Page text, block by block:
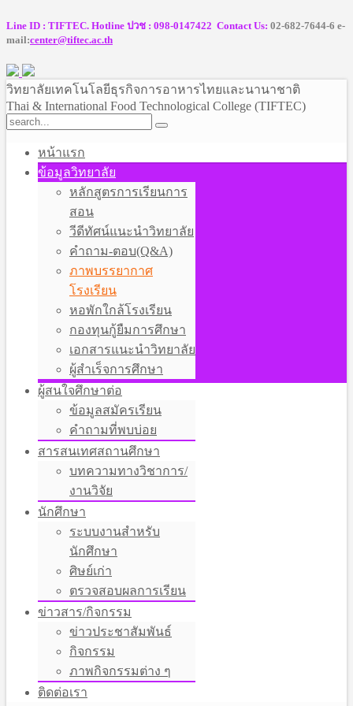
Line ID : TIFTEC. Hotline ปวช : 098-0147422 Contact Us: 02-682-7644-6 e-
mail:center@tiftec.ac.th
วิทยาลัยเทคโนโลยีธุรกิจการอาหารไทยและนานาชาติ
Thai & International Food Technological College (TIFTEC)
หน้าแรก
ข้อมูลวิทยาลัย
หลักสูตรการเรียนการ
สอน
วีดีทัศน์แนะนำวิทยาลัย
คำถาม-ตอบ(Q&A)
ภาพบรรยากาศ
โรงเรียน
หอพักใกล้โรงเรียน
กองทุนกู้ยืมการศึกษา
เอกสารแนะนำวิทยาลัย
ผู้สำเร็จการศึกษา
ผู้สนใจศึกษาต่อ
ข้อมูลสมัครเรียน
คำถามที่พบบ่อย
สารสนเทศสถานศึกษา
บทความทางวิชาการ/
งานวิจัย
นักศึกษา
ระบบงานสำหรับ
นักศึกษา
ศิษย์เก่า
ตรวจสอบผลการเรียน
ข่าวสาร/กิจกรรม
ข่าวประชาสัมพันธ์
กิจกรรม
ภาพกิจกรรมต่าง ๆ
ติดต่อเรา